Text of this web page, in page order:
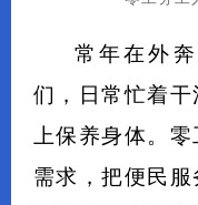
常年在外
们，日常忙着
上保养身体。
需求，把便民服